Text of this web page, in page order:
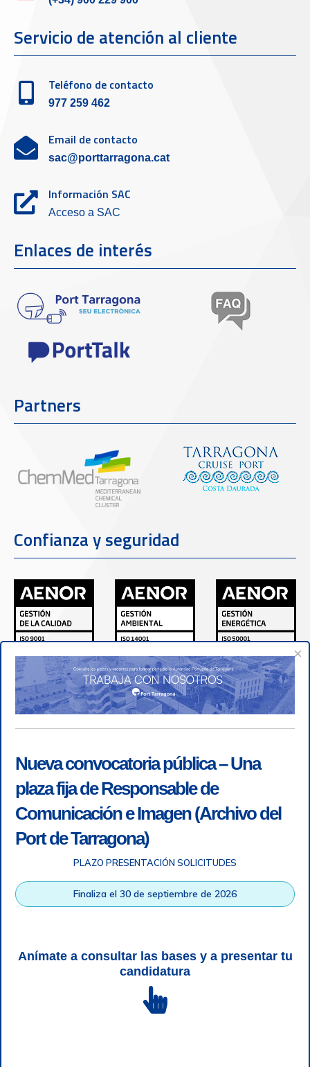
Servicio de atención al cliente
Teléfono de contacto
977 259 462
Email de contacto
sac@porttarragona.cat
Información SAC
Acceso a SAC
Enlaces de interés
Partners
Confianza y seguridad
Autoridad Portuaria de Tarragona © Todos los derechos
×
Nueva convocatoria pública – Una
plaza fija de Responsable de
Comunicación e Imagen (Archivo del
Port de Tarragona)
PLAZO PRESENTACIÓN SOLICITUDES
Finaliza el 30 de septiembre de 2026
Anímate a consultar las bases y a presentar tu
candidatura